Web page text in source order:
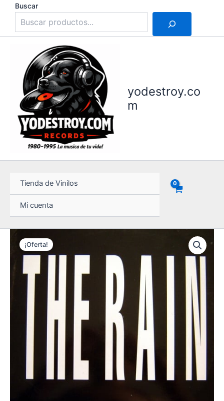
contenido
Buscar
yodestroy.co
m
Tienda de Vinilos
Mi cuenta
¡Oferta!